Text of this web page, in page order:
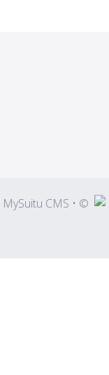
MySuitu CMS • ©